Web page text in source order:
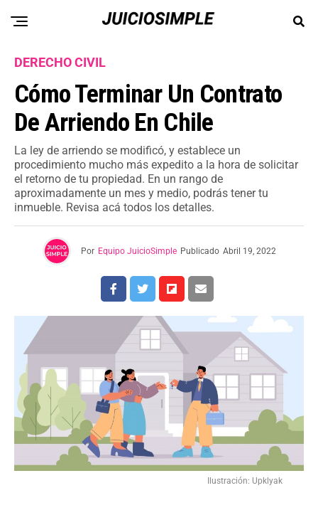
DERECHO CIVIL
Cómo Terminar Un Contrato
De Arriendo En Chile
La ley de arriendo se modificó, y establece un
procedimiento mucho más expedito a la hora de solicitar
el retorno de tu propiedad. En un rango de
aproximadamente un mes y medio, podrás tener tu
inmueble. Revisa acá todos los detalles.
Por Equipo JuicioSimple Publicado Abril 19, 2022
Ilustración: Upklyak